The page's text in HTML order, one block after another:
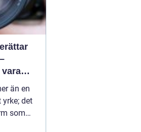
vara
än en
yrke; det
som
att